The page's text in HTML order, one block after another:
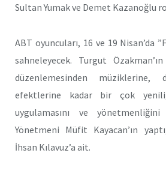
Sultan Yumak ve Demet Kazanoğlu
ABT oyuncuları, 16 ve 19 Nisan’da
sahneleyecek. Turgut
düzenlemesinden müziklerine,
efektlerine kadar bir çok
uygulamasını ve
Yönetmeni Müfit Kayacan’ın
İhsan Kılavuz’a ait.